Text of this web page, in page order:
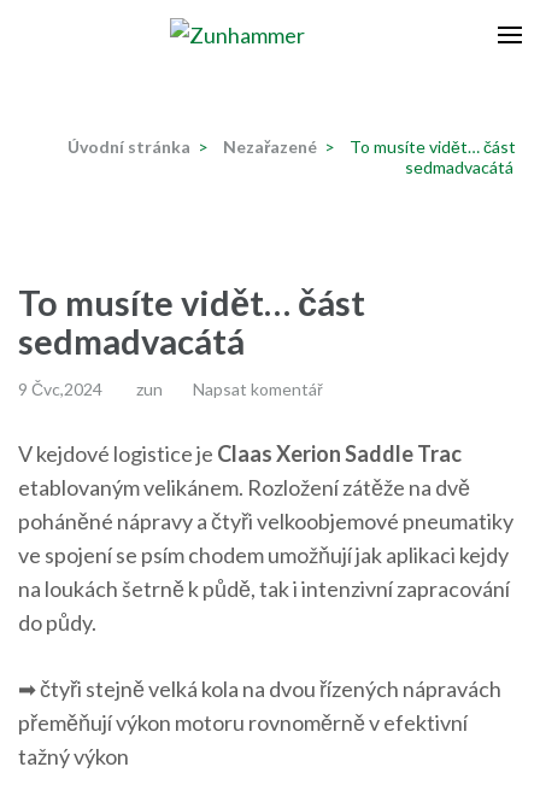
Úvodní stránka > Nezařazené >
To musíte vidět… část
sedmadvacátá
To musíte vidět… část
sedmadvacátá
9 Čvc,2024 zun Napsat komentář
V kejdové logistice je Claas Xerion Saddle Trac
etablovaným velikánem. Rozložení zátěže na dvě
poháněné nápravy a čtyři velkoobjemové pneumatiky
ve spojení se psím chodem umožňují jak aplikaci kejdy
na loukách šetrně k půdě, tak i intenzivní zapracování
do půdy.
➡ čtyři stejně velká kola na dvou řízených nápravách
přeměňují výkon motoru rovnoměrně v efektivní
tažný výkon